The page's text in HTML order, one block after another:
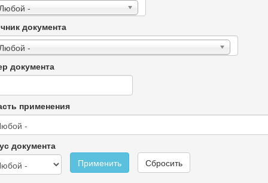
-
документа
-
документа
применения
документа
Применить
Сбросить